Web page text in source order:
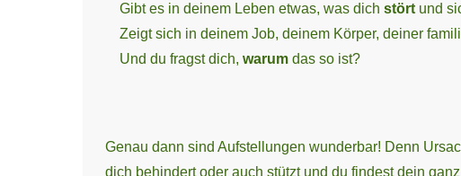
Gibt es in deinem Leben etwas, was dich stört und
Zeigt sich in deinem Job, deinem Körper, deiner
Und du fragst dich, warum das so ist?
Genau dann sind Aufstellungen wunderbar! Denn
dich behindert oder auch stützt und du findest dein